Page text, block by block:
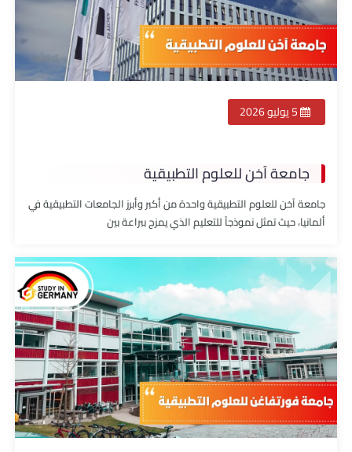
5 يوليو 2026
جامعة آخن للعلوم التطبيقية
جامعة آخن للعلوم التطبيقية واحدة من أكبر وأبرز الجامعات التطبيقية في
ألمانيا، حيث تمثل نموذجاً للتعليم الذي يمزج ببراعة بين